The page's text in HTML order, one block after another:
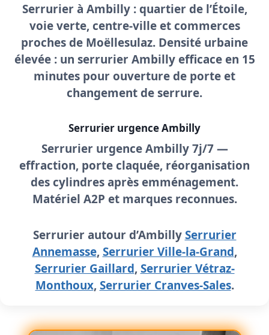
Serrurier à Ambilly: quartier de l’Étoile,
voie verte, centre-ville et commerces
proches de Moëllesulaz. Densité urbaine
élevée : un serrurier Ambillyefficace en 15
minutes pour ouverture de porteet
changement de serrure.
Serrurier urgence Ambilly
Serrurier urgence Ambilly7j/7 —
effraction, porte claquée, réorganisation
des cylindres après emménagement.
Matériel A2P et marques reconnues.
Serrurier autour d’AmbillySerrurier
Annemasse, Serrurier Ville-la-Grand,
Serrurier Gaillard, Serrurier Vétraz-
Monthoux, Serrurier Cranves-Sales.